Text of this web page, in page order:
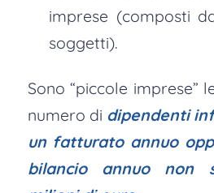
imprese (composti
soggetti).
Sono “piccole imprese”
numero di dipendenti
un fatturato annuo
bilancio annuo non